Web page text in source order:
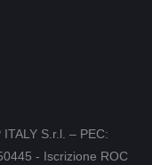
S.r.l. – PEC:
- Iscrizione ROC